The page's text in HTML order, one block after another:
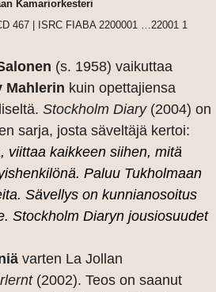
Kamariorkesteri
467 | ISRC FIABA 2200001 …22001 1
(s. 1958) vaikuttaa
Mahlerin kuin opettajiensa
Stockholm Diary(2004) on
sarja, josta säveltäjä kertoi:
viittaa kaikkeen siihen, mitä
Paluu Tukholmaan
Sävellys on kunnianosoitus
Stockholm Diaryn jousiosuudet
varten La Jollan
(2002). Teos on saanut